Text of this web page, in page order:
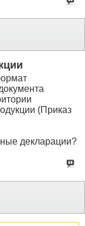
(Приказ
декларации?